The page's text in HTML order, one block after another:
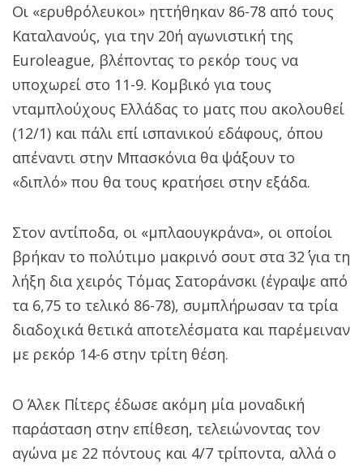
Οι «ερυθρόλευκοι» ηττήθηκαν 86-78 από τους
Καταλανούς, για την 20ή αγωνιστική της
Euroleague, βλέποντας το ρεκόρ τους να
υποχωρεί στο 11-9. Κομβικό για τους
νταμπλούχους Ελλάδας το ματς που ακολουθεί
(12/1) και πάλι επί ισπανικού εδάφους, όπου
απέναντι στην Μπασκόνια θα ψάξουν το
«διπλό» που θα τους κρατήσει στην εξάδα.
Στον αντίποδα, οι «μπλαουγκράνα», οι οποίοι
βρήκαν το πολύτιμο μακρινό σουτ στα 32΄΄ για τη
λήξη δια χειρός Τόμας Σατοράνσκι (έγραψε από
τα 6,75 το τελικό 86-78), συμπλήρωσαν τα τρία
διαδοχικά θετικά αποτελέσματα και παρέμειναν
με ρεκόρ 14-6 στην τρίτη θέση.
Ο Άλεκ Πίτερς έδωσε ακόμη μία μοναδική
παράσταση στην επίθεση, τελειώνοντας τον
αγώνα με 22 πόντους και 4/7 τρίποντα, αλλά ο